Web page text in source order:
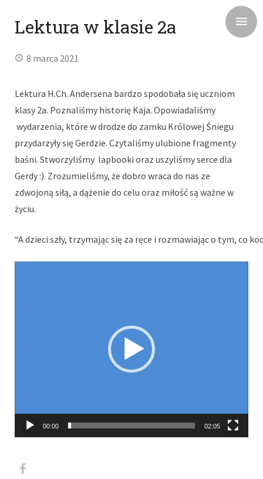
Lektura w klasie 2a
8 marca 2021
Lektura H.Ch. Andersena bardzo spodobała się uczniom
klasy 2a. Poznaliśmy historię Kaja. Opowiadaliśmy
wydarzenia, które w drodze do zamku Królowej Śniegu
przydarzyły się Gerdzie. Czytaliśmy ulubione fragmenty
baśni. Stworzyliśmy lapbooki oraz uszyliśmy serce dla
Gerdy :). Zrozumieliśmy, że dobro wraca do nas ze
zdwojoną siłą, a dążenie do celu oraz miłość są ważne w
życiu.
“A dzieci szły, trzymając się za ręce i rozmawiając o tym, co
00:00 02:05